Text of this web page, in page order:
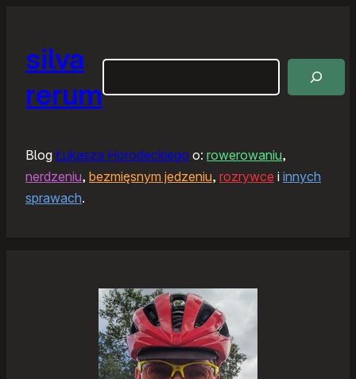
silva
rerum
Blog Łukasza Horodeckiego o: rowerowaniu,
nerdzeniu, bezmięsnym jedzeniu, rozrywce i innych
sprawach.